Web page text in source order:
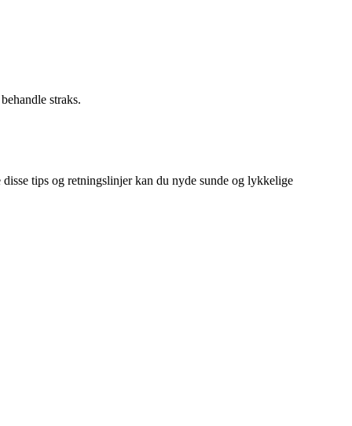
straks.
tips og retningslinjer kan du nyde sunde og lykkelige